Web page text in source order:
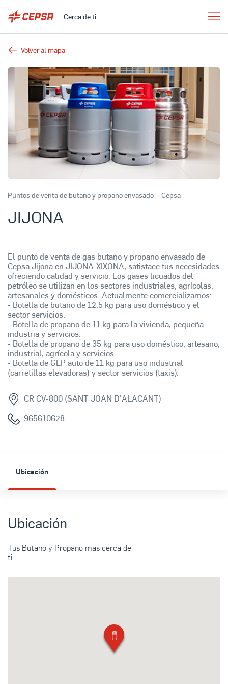
Cerca de ti
Volver al mapa
Puntos de venta de butano y propano envasado - Cepsa
JIJONA
El punto de venta de gas butano y propano envasado de
Cepsa Jijona en JIJONA-XIXONA, satisface tus necesidades
ofreciendo calidad y servicio. Los gases licuados del
petróleo se utilizan en los sectores industriales, agrícolas,
artesanales y domésticos. Actualmente comercializamos:
- Botella de butano de 12,5 kg para uso doméstico y el
sector servicios.
- Botella de propano de 11 kg para la vivienda, pequeña
industria y servicios.
- Botella de propano de 35 kg para uso doméstico, artesano,
industrial, agrícola y servicios.
- Botella de GLP auto de 11 kg para uso industrial
(carretillas elevadoras) y sector servicios (taxis).
CR CV-800 (SANT JOAN D'ALACANT)
965610628
Ubicación
Ubicación
Tus Butano y Propano mas cerca de
ti